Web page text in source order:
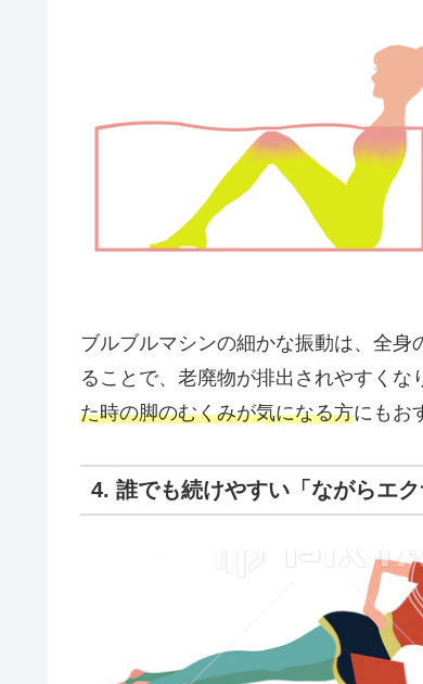
ブルブルマシンの細かな振動は、全
ることで、老廃物が排出されやすくな
た時の脚のむくみが気になる方にもお
4. 誰でも続けやすい「ながらエク